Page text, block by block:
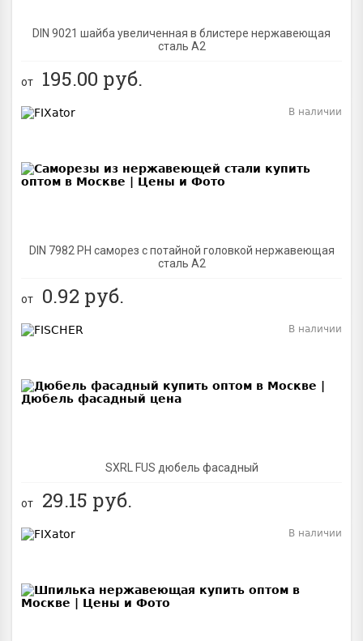
DIN 9021 шайба увеличенная в блистере нержавеющая
сталь A2
от 195.00 руб.
DIN 7982 PH саморез с потайной головкой нержавеющая
сталь A2
В наличии
от 0.92 руб.
SXRL FUS дюбель фасадный
В наличии
от 29.15 руб.
В наличии